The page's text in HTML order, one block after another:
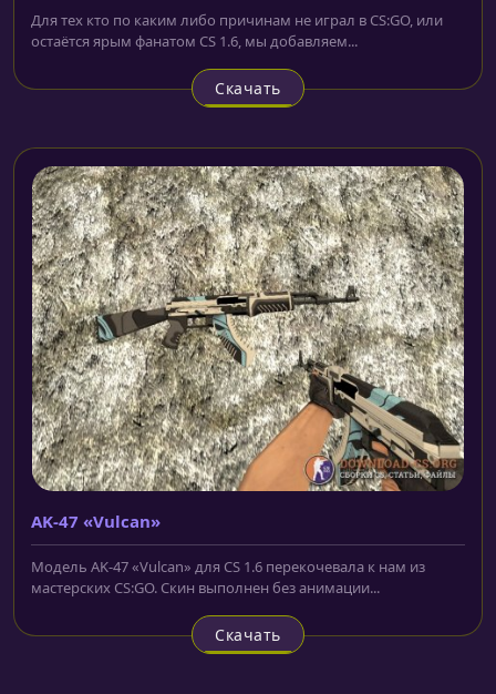
Для тех кто по каким либо причинам не играл в CS:GO, или
остаётся ярым фанатом CS 1.6, мы добавляем...
Скачать
AK-47 «Vulcan»
Модель AK-47 «Vulcan» для CS 1.6 перекочевала к нам из
мастерских CS:GO. Скин выполнен без анимации...
Скачать